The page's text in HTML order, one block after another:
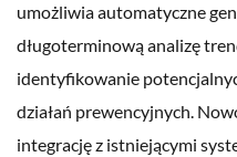
umożliwia automatyczne
długoterminową analizę
identyfikowanie
działań prewencyjnych.
integrację z istniejącymi